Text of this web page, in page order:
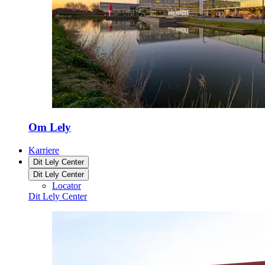
Om Lely
Karriere
Dit Lely Center
Dit Lely Center
Locator
Dit Lely Center